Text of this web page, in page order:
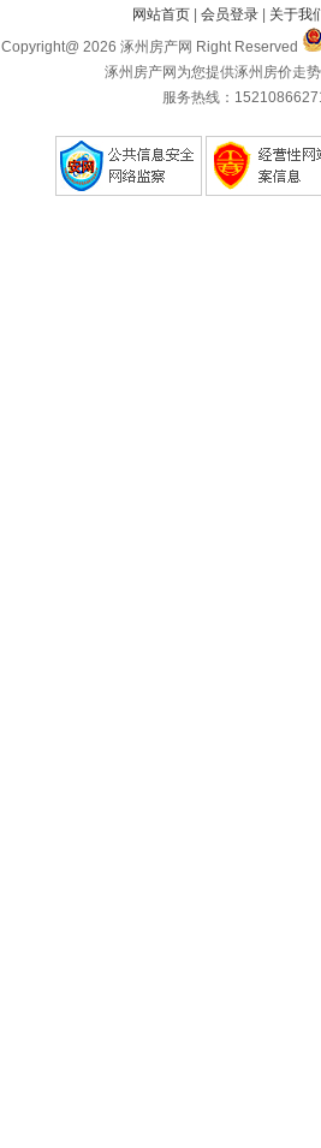
网站首页 会员登录
关于我
Copyright@ 2026 涿州房产网 Right Reserved
涿州房产网为您提供涿州房价走
服务热线：